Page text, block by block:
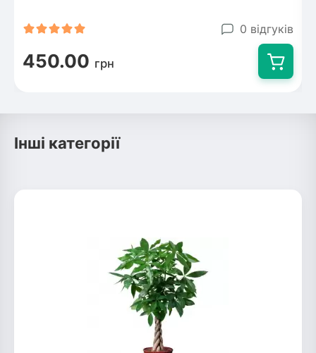
0 відгуків
450.00 грн
Інші категорії